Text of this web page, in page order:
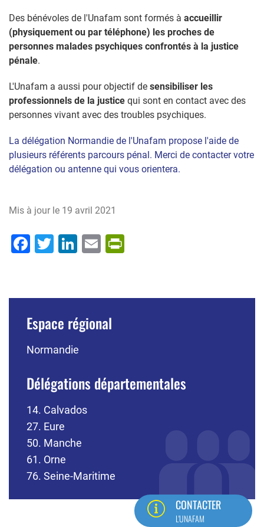
Des bénévoles de l'Unafam sont formés à accueillir
(physiquement ou par téléphone) les proches de
personnes malades psychiques confrontés à la justice
pénale.
L'Unafam a aussi pour objectif de sensibiliser les
professionnels de la justice qui sont en contact avec des
personnes vivant avec des troubles psychiques.
La délégation Normandie de l'Unafam propose l'aide de
plusieurs référents parcours pénal. Merci de contacter votre
délégation ou antenne qui vous orientera.
Mis à jour le 19 avril 2021
Facebook
Twitter
LinkedIn
Email
Espace régional
Normandie
Délégations départementales
14. Calvados
27. Eure
50. Manche
61. Orne
76. Seine-Maritime
CONTACTER
L'UNAFAM